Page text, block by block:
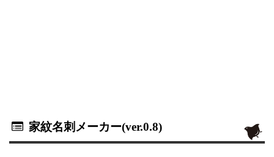
家紋名刺メーカー(ver.0.8)